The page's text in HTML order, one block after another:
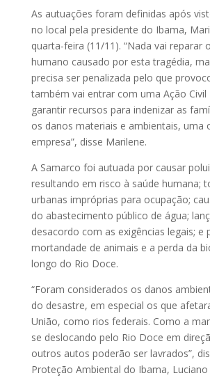
As autuações foram definidas após
no local pela presidente do Ibama,
quarta-feira (11/11). “Nada vai reparar
humano causado por esta tragédia,
precisa ser penalizada pelo que
também vai entrar com uma Ação Civil
garantir recursos para indenizar as
os danos materiais e ambientais, uma
empresa”, disse Marilene.
A Samarco foi autuada por causar
resultando em risco à saúde humana;
urbanas impróprias para ocupação;
do abastecimento público de água;
desacordo com as exigências legais; e
mortandade de animais e a perda da
longo do Rio Doce.
“Foram considerados os danos
do desastre, em especial os que
União, como rios federais. Como a
se deslocando pelo Rio Doce em
outros autos poderão ser lavrados”,
Proteção Ambiental do Ibama, Luciano